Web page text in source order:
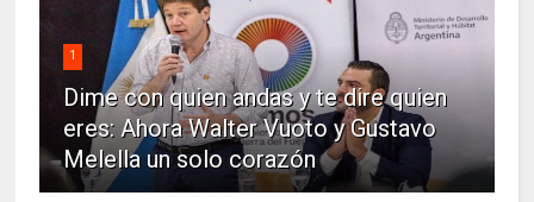
1
Dime con quien andas y te dire quien
eres: Ahora Walter Vuoto y Gustavo
Melella un solo corazón